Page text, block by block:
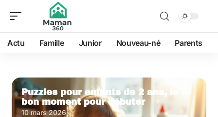
Actu Famille Junior Nouveau-né Parents
Puzzles pour enfants de 2 ans, le
bon moment pour débuter
10 mars 2026